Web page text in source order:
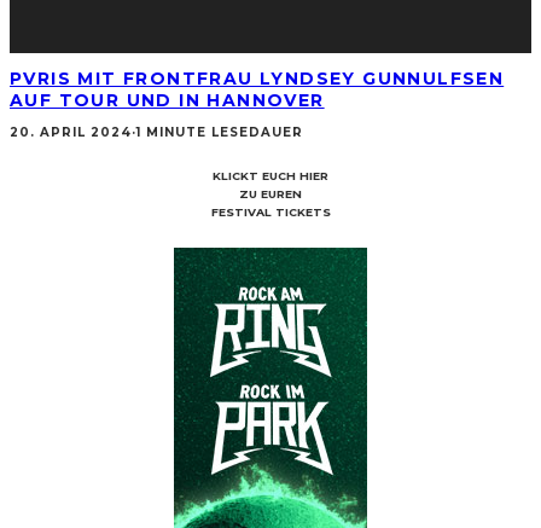
PVRIS MIT FRONTFRAU LYNDSEY GUNNULFSEN
AUF TOUR UND IN HANNOVER
20. APRIL 2024·1 MINUTE LESEDAUER
KLICKT EUCH HIER
ZU EUREN
FESTIVAL TICKETS